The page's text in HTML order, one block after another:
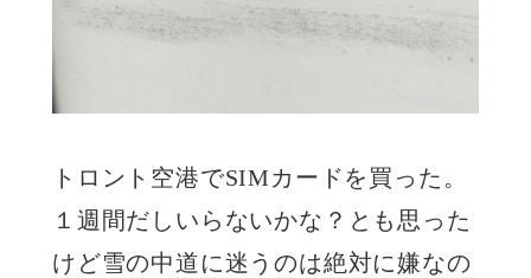
トロント空港でSIMカードを買った。
１週間だしいらないかな？とも思った
けど雪の中道に迷うのは絶対に嫌なの